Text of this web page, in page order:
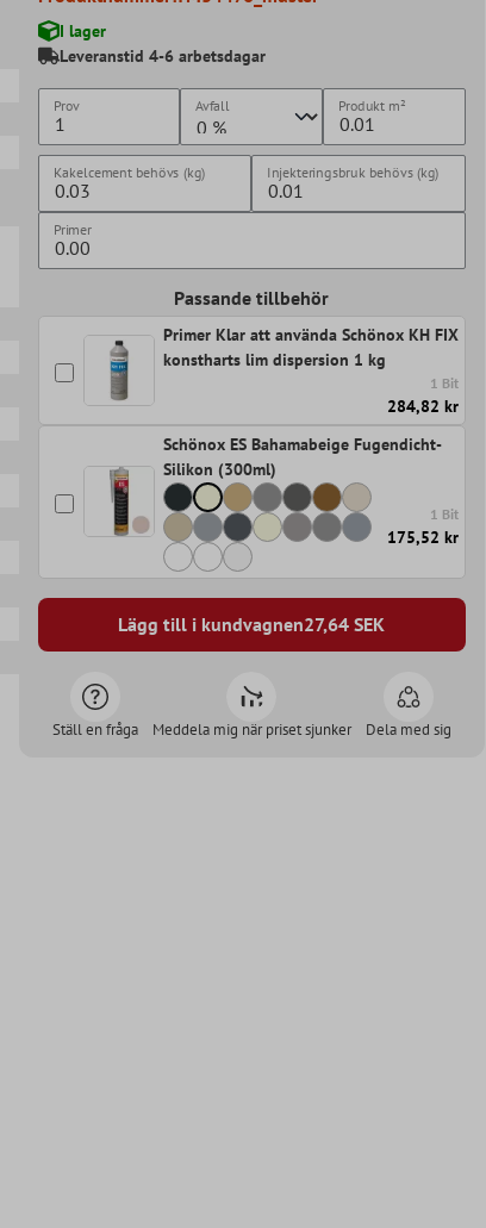
I lager
Leveranstid 4-6 arbetsdagar
Prov Avfall Produkt m²
Kakelcement behövs (kg) Injekteringsbruk behövs (kg)
Primer
Passande tillbehör
Primer Klar att använda Schönox KH FIX
konstharts lim dispersion 1 kg
1 Bit
284,82 kr
Schönox ES Bahamabeige Fugendicht-
Silikon (300ml)
1 Bit
175,52 kr
Lägg till i kundvagnen27,64 SEK
Ställ en fråga Meddela mig när priset sjunker Dela med sig